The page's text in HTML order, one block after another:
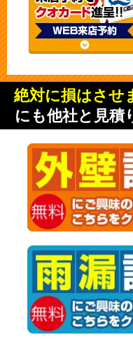
絶対に損はさせ
にも他社と見積